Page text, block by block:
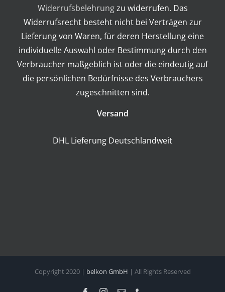
Widerrufsbelehrungzu widerrufen. Das
Widerrufsrecht besteht nicht bei Verträgen zur
Lieferung von Waren, für deren Herstellung eine
individuelle Auswahl oder Bestimmung durch den
Verbraucher maßgeblich ist oder die eindeutig auf
die persönlichen Bedürfnisse des Verbrauchers
zugeschnitten sind.
Versand
DHL Lieferung Deutschlandweit
Copyright 2020 | belkon GmbH | All Rights Reserved